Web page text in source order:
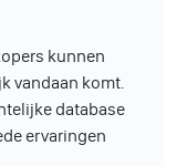
kunnen
vandaan komt.
database
ervaringen